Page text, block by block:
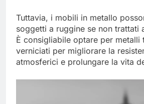
Tuttavia, i mobili in metallo
soggetti a ruggine se non trattati
È consigliabile optare per metalli
verniciati per migliorare la
atmosferici e prolungare la vita